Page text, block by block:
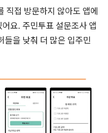
직접 방문하지 않아도 앱에
요. 주민투표 설문조사 앱
들을 낮춰 더 많은 입주민